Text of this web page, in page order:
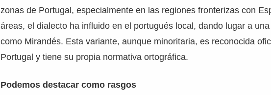
zonas de Portugal, especialmente en las regiones fronterizas con
áreas, el dialecto ha influido en el portugués local, dando lugar a
como Mirandés. Esta variante, aunque minoritaria, es reconocida
Portugal y tiene su propia normativa ortográfica.
Podemos destacar como rasgos